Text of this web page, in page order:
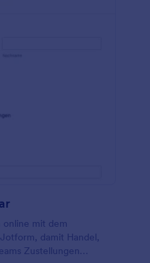
online mit dem
damit Handel,
Zustellungen